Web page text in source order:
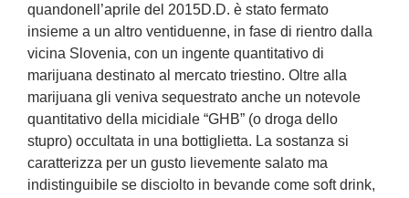
quandonell’aprile del 2015D.D. è stato fermato
insieme a un altro ventiduenne, in fase di rientro dalla
vicina Slovenia, con un ingente quantitativo di
marijuana destinato al mercato triestino. Oltre alla
marijuana gli veniva sequestrato anche un notevole
quantitativo della micidiale “GHB” (o droga dello
stupro) occultata in una bottiglietta. La sostanza si
caratterizza per un gusto lievemente salato ma
indistinguibile se disciolto in bevande come soft drink,